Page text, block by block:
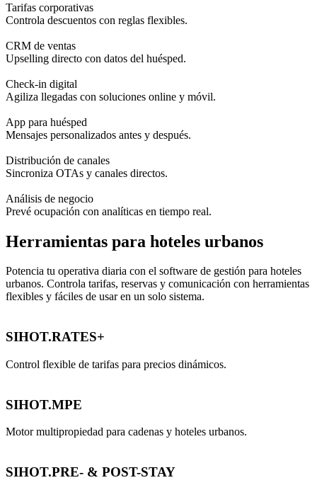
Tarifas corporativas
Controla descuentos con reglas flexibles.
CRM de ventas
Upselling directo con datos del huésped.
Check-in digital
Agiliza llegadas con soluciones online y móvil.
App para huésped
Mensajes personalizados antes y después.
Distribución de canales
Sincroniza OTAs y canales directos.
Análisis de negocio
Prevé ocupación con analíticas en tiempo real.
Herramientas para hoteles urbanos
Potencia tu operativa diaria con el software de gestión para hoteles
urbanos. Controla tarifas, reservas y comunicación con herramientas
flexibles y fáciles de usar en un solo sistema.
SIHOT.RATES+
Control flexible de tarifas para precios dinámicos.
SIHOT.MPE
Motor multipropiedad para cadenas y hoteles urbanos.
SIHOT.PRE- & POST-STAY